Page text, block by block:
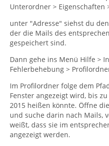
Unterordner > Eigenschaften
unter "Adresse" siehst du
der die Mails des
gespeichert sind.
Dann gehe ins Menü Hilfe >
Fehlerbehebung >
Im Profilordner folge dem
Fenster angezeigt wird, bis
2015 heißen könnte. Öffne
und suche darin nach Mails,
weißt, dass sie im
angezeigt werden.